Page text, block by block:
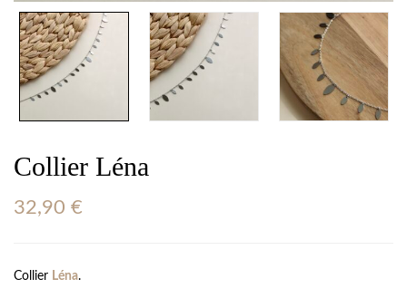
Collier Léna
32,90 €
Collier Léna.